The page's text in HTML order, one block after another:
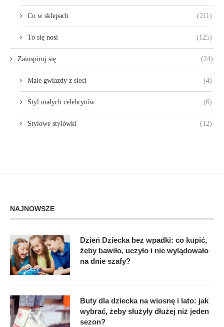
Co w sklepach (211)
To się nosi (125)
Zainspiruj się (24)
Małe gwiazdy z sieci (4)
Styl małych celebrytów (6)
Stylowe stylówki (12)
NAJNOWSZE
Dzień Dziecka bez wpadki: co kupić,
żeby bawiło, uczyło i nie wylądowało
na dnie szafy?
Buty dla dziecka na wiosnę i lato: jak
wybrać, żeby służyły dłużej niż jeden
sezon?